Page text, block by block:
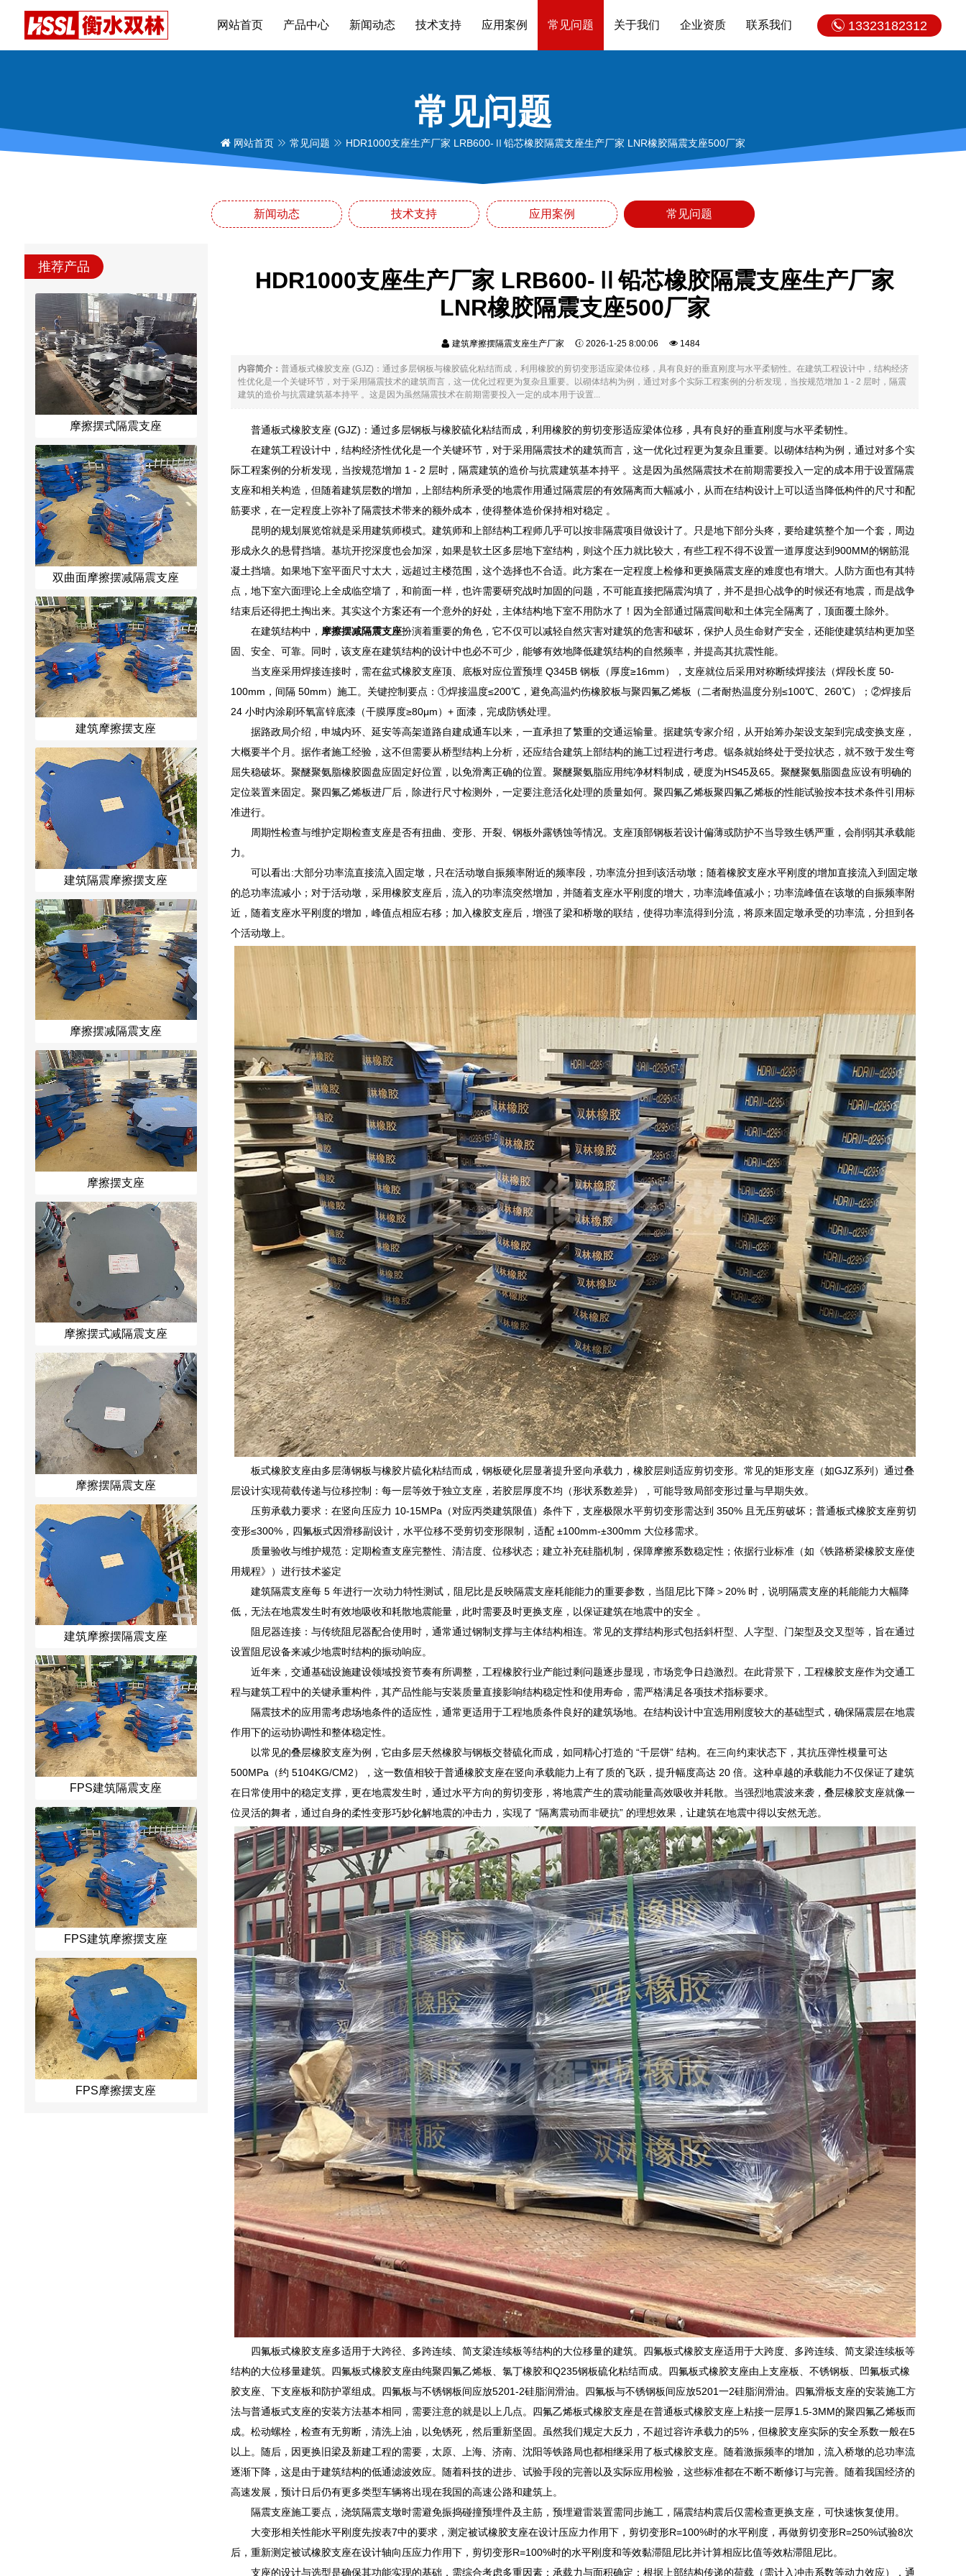
13323182312
网站首页 产品中心 新闻动态 技术支持 应用案例 常见问题 关于我们 企业资质 联系我们
常见问题
网站首页 常见问题 HDR1000支座生产厂家 LRB600-Ⅱ铅芯橡胶隔震支座生产厂家 LNR橡胶隔震支座500厂家
新闻动态 技术支持 应用案例 常见问题
推荐产品
摩擦摆式隔震支座
双曲面摩擦摆减隔震支座
建筑摩擦摆支座
建筑隔震摩擦摆支座
摩擦摆减隔震支座
摩擦摆支座
摩擦摆式减隔震支座
摩擦摆隔震支座
建筑摩擦摆隔震支座
FPS建筑隔震支座
FPS建筑摩擦摆支座
FPS摩擦摆支座
HDR1000支座生产厂家 LRB600-Ⅱ铅芯橡胶隔震支座生产厂家
LNR橡胶隔震支座500厂家
建筑摩擦摆隔震支座生产厂家 2026-1-25 8:00:06 1484
内容简介： 普通板式橡胶支座 (GJZ)：通过多层钢板与橡胶硫化粘结而成，利用橡胶的剪切变形适应梁体位移，具有良好的垂直刚度与水平柔韧性。在建筑工程设计中，结构经济
性优化是一个关键环节，对于采用隔震技术的建筑而言，这一优化过程更为复杂且重要。以砌体结构为例，通过对多个实际工程案例的分析发现，当按规范增加 1 - 2 层时，隔震
建筑的造价与抗震建筑基本持平 。这是因为虽然隔震技术在前期需要投入一定的成本用于设置...
普通板式橡胶支座 (GJZ)：通过多层钢板与橡胶硫化粘结而成，利用橡胶的剪切变形适应梁体位移，具有良好的垂直刚度与水平柔韧性。
在建筑工程设计中，结构经济性优化是一个关键环节，对于采用隔震技术的建筑而言，这一优化过程更为复杂且重要。以砌体结构为例，通过对多个实
际工程案例的分析发现，当按规范增加 1 - 2 层时，隔震建筑的造价与抗震建筑基本持平 。这是因为虽然隔震技术在前期需要投入一定的成本用于设置隔震
支座和相关构造，但随着建筑层数的增加，上部结构所承受的地震作用通过隔震层的有效隔离而大幅减小，从而在结构设计上可以适当降低构件的尺寸和配
筋要求，在一定程度上弥补了隔震技术带来的额外成本，使得整体造价保持相对稳定 。
昆明的规划展览馆就是采用建筑师模式。建筑师和上部结构工程师几乎可以按非隔震项目做设计了。只是地下部分头疼，要给建筑整个加一个套，周边
形成永久的悬臂挡墙。基坑开挖深度也会加深，如果是软土区多层地下室结构，则这个压力就比较大，有些工程不得不设置一道厚度达到900MM的钢筋混
凝土挡墙。如果地下室平面尺寸太大，远超过主楼范围，这个选择也不合适。此方案在一定程度上检修和更换隔震支座的难度也有增大。人防方面也有其特
点，地下室六面理论上全成临空墙了，和前面一样，也许需要研究战时加固的问题，不可能直接把隔震沟填了，并不是担心战争的时候还有地震，而是战争
结束后还得把土掏出来。其实这个方案还有一个意外的好处，主体结构地下室不用防水了！因为全部通过隔震间歇和土体完全隔离了，顶面覆土除外。
在建筑结构中， 摩擦摆减隔震支座扮演着重要的角色，它不仅可以减轻自然灾害对建筑的危害和破坏，保护人员生命财产安全，还能使建筑结构更加坚
固、安全、可靠。同时，该支座在建筑结构的设计中也必不可少，能够有效地降低建筑结构的自然频率，并提高其抗震性能。
当支座采用焊接连接时，需在盆式橡胶支座顶、底板对应位置预埋 Q345B 钢板（厚度≥16mm），支座就位后采用对称断续焊接法（焊段长度 50-
100mm，间隔 50mm）施工。关键控制要点：①焊接温度≤200℃，避免高温灼伤橡胶板与聚四氟乙烯板（二者耐热温度分别≤100℃、260℃）；②焊接后
24 小时内涂刷环氧富锌底漆（干膜厚度≥80μm）+ 面漆，完成防锈处理。
据路政局介绍，申城内环、延安等高架道路自建成通车以来，一直承担了繁重的交通运输量。据建筑专家介绍，从开始筹办架设支架到完成变换支座，
大概要半个月。据作者施工经验，这不但需要从桥型结构上分析，还应结合建筑上部结构的施工过程进行考虑。锯条就始终处于受拉状态，就不致于发生弯
屈失稳破坏。聚醚聚氨脂橡胶圆盘应固定好位置，以免滑离正确的位置。聚醚聚氨脂应用纯净材料制成，硬度为HS45及65。聚醚聚氨脂圆盘应设有明确的
定位装置来固定。聚四氟乙烯板进厂后，除进行尺寸检测外，一定要注意活化处理的质量如何。聚四氟乙烯板聚四氟乙烯板的性能试验按本技术条件引用标
准进行。
周期性检查与维护定期检查支座是否有扭曲、变形、开裂、钢板外露锈蚀等情况。支座顶部钢板若设计偏薄或防护不当导致生锈严重，会削弱其承载能
力。
可以看出:大部分功率流直接流入固定墩，只在活动墩自振频率附近的频率段，功率流分担到该活动墩；随着橡胶支座水平刚度的增加直接流入到固定墩
的总功率流减小；对于活动墩，采用橡胶支座后，流入的功率流突然增加，并随着支座水平刚度的增大，功率流峰值减小；功率流峰值在该墩的自振频率附
近，随着支座水平刚度的增加，峰值点相应右移；加入橡胶支座后，增强了梁和桥墩的联结，使得功率流得到分流，将原来固定墩承受的功率流，分担到各
个活动墩上。
板式橡胶支座由多层薄钢板与橡胶片硫化粘结而成，钢板硬化层显著提升竖向承载力，橡胶层则适应剪切变形。常见的矩形支座（如GJZ系列）通过叠
层设计实现荷载传递与位移控制：每一层等效于独立支座，若胶层厚度不均（形状系数差异），可能导致局部变形过量与早期失效。
压剪承载力要求：在竖向压应力 10-15MPa（对应丙类建筑限值）条件下，支座极限水平剪切变形需达到 350% 且无压剪破坏；普通板式橡胶支座剪切
变形≤300%，四氟板式因滑移副设计，水平位移不受剪切变形限制，适配 ±100mm-±300mm 大位移需求。
质量验收与维护规范：定期检查支座完整性、清洁度、位移状态；建立补充硅脂机制，保障摩擦系数稳定性；依据行业标准（如《铁路桥梁橡胶支座使
用规程》）进行技术鉴定
建筑隔震支座每 5 年进行一次动力特性测试，阻尼比是反映隔震支座耗能能力的重要参数，当阻尼比下降＞20% 时，说明隔震支座的耗能能力大幅降
低，无法在地震发生时有效地吸收和耗散地震能量，此时需要及时更换支座，以保证建筑在地震中的安全 。
阻尼器连接：与传统阻尼器配合使用时，通常通过钢制支撑与主体结构相连。常见的支撑结构形式包括斜杆型、人字型、门架型及交叉型等，旨在通过
设置阻尼设备来减少地震时结构的振动响应。
近年来，交通基础设施建设领域投资节奏有所调整，工程橡胶行业产能过剩问题逐步显现，市场竞争日趋激烈。在此背景下，工程橡胶支座作为交通工
程与建筑工程中的关键承重构件，其产品性能与安装质量直接影响结构稳定性和使用寿命，需严格满足各项技术指标要求。
隔震技术的应用需考虑场地条件的适应性，通常更适用于工程地质条件良好的建筑场地。在结构设计中宜选用刚度较大的基础型式，确保隔震层在地震
作用下的运动协调性和整体稳定性。
以常见的叠层橡胶支座为例，它由多层天然橡胶与钢板交替硫化而成，如同精心打造的 “千层饼” 结构。在三向约束状态下，其抗压弹性模量可达
500MPa（约 5104KG/CM2），这一数值相较于普通橡胶支座在竖向承载能力上有了质的飞跃，提升幅度高达 20 倍。这种卓越的承载能力不仅保证了建筑
在日常使用中的稳定支撑，更在地震发生时，通过水平方向的剪切变形，将地震产生的震动能量高效吸收并耗散。当强烈地震波来袭，叠层橡胶支座就像一
位灵活的舞者，通过自身的柔性变形巧妙化解地震的冲击力，实现了 “隔离震动而非硬抗” 的理想效果，让建筑在地震中得以安然无恙。
四氟板式橡胶支座多适用于大跨径、多跨连续、简支梁连续板等结构的大位移量的建筑。四氟板式橡胶支座适用于大跨度、多跨连续、简支梁连续板等
结构的大位移量建筑。四氟板式橡胶支座由纯聚四氟乙烯板、氯丁橡胶和Q235钢板硫化粘结而成。四氟板式橡胶支座由上支座板、不锈钢板、凹氟板式橡
胶支座、下支座板和防护罩组成。四氟板与不锈钢板间应放5201-2硅脂润滑油。四氟板与不锈钢板间应放5201一2硅脂润滑油。四氟滑板支座的安装施工方
法与普通板式支座的安装方法基本相同，需要注意的就是以上几点。四氟乙烯板式橡胶支座是在普通板式橡胶支座上粘接一层厚1.5-3MM的聚四氟乙烯板而
成。松动螺栓，检查有无剪断，清洗上油，以免锈死，然后重新坚固。虽然我们规定大反力，不超过容许承载力的5%，但橡胶支座实际的安全系数一般在5
以上。随后，因更换旧梁及新建工程的需要，太原、上海、济南、沈阳等铁路局也都相继采用了板式橡胶支座。随着激振频率的增加，流入桥墩的总功率流
逐渐下降，这是由于建筑结构的低通滤波效应。随着科技的进步、试验手段的完善以及实际应用检验，这些标准都在不断不断修订与完善。随着我国经济的
高速发展，预计日后仍有更多类型车辆将出现在我国的高速公路和建筑上。
隔震支座施工要点，浇筑隔震支墩时需避免振捣碰撞预埋件及主筋，预埋避雷装置需同步施工，隔震结构震后仅需检查更换支座，可快速恢复使用。
大变形相关性能水平刚度先按表7中的要求，测定被试橡胶支座在设计压应力作用下，剪切变形R=100%时的水平刚度，再做剪切变形R=250%试验8次
后，重新测定被试橡胶支座在设计轴向压应力作用下，剪切变形R=100%时的水平刚度和等效黏滞阻尼比并计算相应比值等效粘滞阻尼比。
支座的设计与选型是确保其功能实现的基础，需综合考虑多重因素：承载力与面积确定：根据上部结构传递的荷载（需计入冲击系数等动力效应），通